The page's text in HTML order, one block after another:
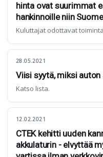
hinta ovat suurimmat
hankinnoille niin
Kuluttajat odottavat
28.05.2021
Viisi syytä, miksi
Katso lista.
12.02.2021
CTEK kehitti uuden
akkulaturin - elvyttää